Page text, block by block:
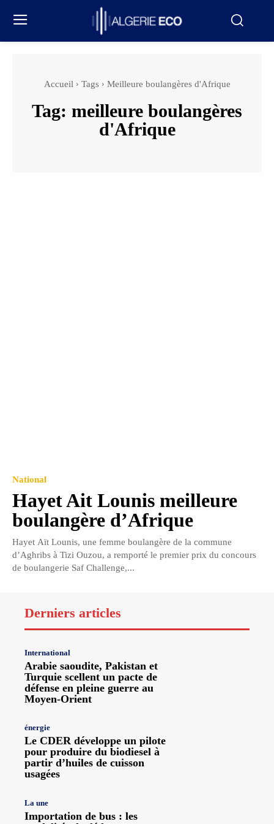
Accueil Tags Meilleure boulangères d'Afrique
Tag: meilleure boulangères
d'Afrique
National
Hayet Ait Lounis meilleure
boulangère d’Afrique
Hayet Aït Lounis, une femme boulangère de la commune
d’Aghribs à Tizi Ouzou, a remporté le premier prix du concours
de boulangerie Saf Challenge,...
Derniers articles
International
Arabie saoudite, Pakistan et
Turquie scellent un pacte de
défense en pleine guerre au
Moyen-Orient
énergie
Le CDER développe un pilote
pour produire du biodiesel à
partir d’huiles de cuisson
usagées
La une
Importation de bus : les